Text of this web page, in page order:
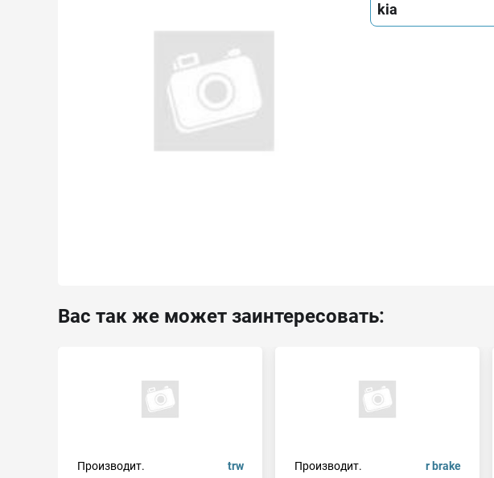
kia
Вас так же может заинтересовать:
Производит.
trw
Производит.
r brake